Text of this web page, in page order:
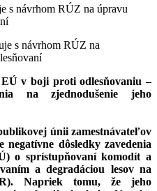
s návrhom RÚZ na úpravu
v boji proti odlesňovaniu –
na zjednodušenie jeho
únii zamestnávateľov
dôsledky zavedenia
o sprístupňovaní komodít a
a degradáciou lesov na
Napriek tomu, že jeho